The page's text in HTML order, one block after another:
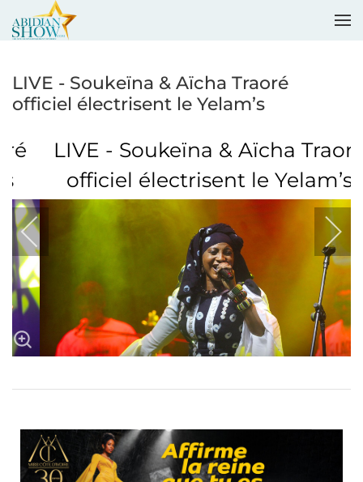
LIVE - Soukeïna & Aïcha Traoré
officiel électrisent le Yelam’s
LIVE - Soukeïna & Aïcha Traoré
officiel électrisent le Yelam’s